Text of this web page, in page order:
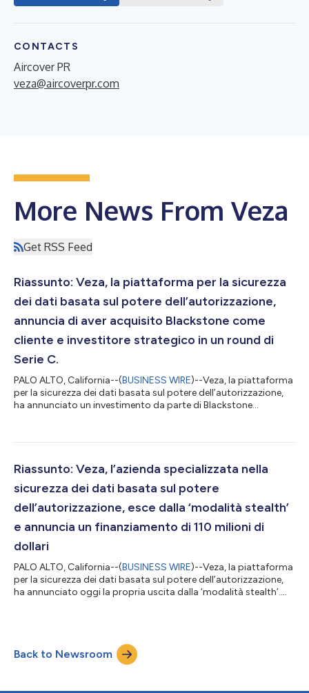
CONTACTS
Aircover PR
veza@aircoverpr.com
More News From Veza
Get RSS Feed
Riassunto: Veza, la piattaforma per la sicurezza
dei dati basata sul potere dell’autorizzazione,
annuncia di aver acquisito Blackstone come
cliente e investitore strategico in un round di
Serie C.
PALO ALTO, California--(BUSINESS WIRE)--Veza, la piattaforma
per la sicurezza dei dati basata sul potere dell’autorizzazione,
ha annunciato un investimento da parte di Blackstone
Ad oggi, Veza ha raccolto complessivamente 110 milioni di
Ventures, GV, Norwest Venture Partners, True Ventures e altri
Riassunto: Veza, l’azienda specializzata nella
sicurezza dei dati basata sul potere
dell’autorizzazione, esce dalla ‘modalità stealth’
e annuncia un finanziamento di 110 milioni di
dollari
PALO ALTO, California--(BUSINESS WIRE)--Veza, la piattaforma
per la sicurezza dei dati basata sul potere dell’autorizzazione,
ha annunciato oggi la propria uscita dalla ‘modalità stealth’.
Ballistic Ventures, GV, Norwest Venture Partners e True
Ventures, oltre ad aver ottenuto investimenti informali da
Back to Newsroom